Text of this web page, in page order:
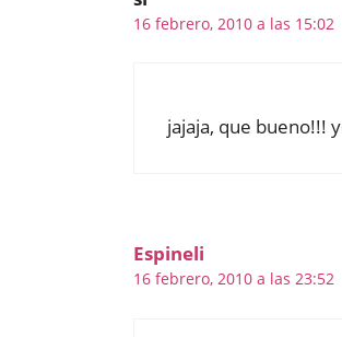
16 febrero, 2010 a las 15:02
jajaja, que bueno!!!
Espineli
16 febrero, 2010 a las 23:52